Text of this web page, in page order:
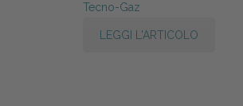
Tecno-Gaz
LEGGI L'ARTICOLO